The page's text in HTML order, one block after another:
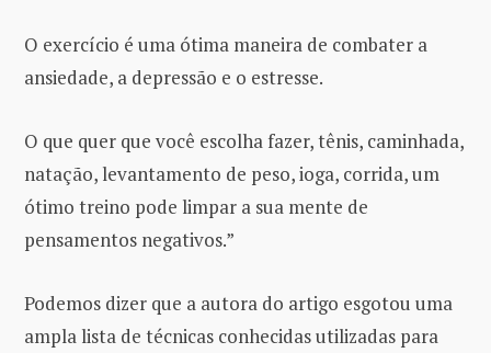
O exercício é uma ótima maneira de combater a
ansiedade, a depressão e o estresse.
O que quer que você escolha fazer, tênis, caminhada,
natação, levantamento de peso, ioga, corrida, um
ótimo treino pode limpar a sua mente de
pensamentos negativos.”
Podemos dizer que a autora do artigo esgotou uma
ampla lista de técnicas conhecidas utilizadas para